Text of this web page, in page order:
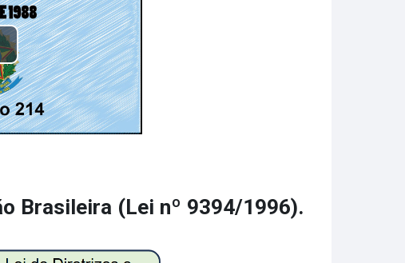
Brasileira (Lei nº 9394/1996).